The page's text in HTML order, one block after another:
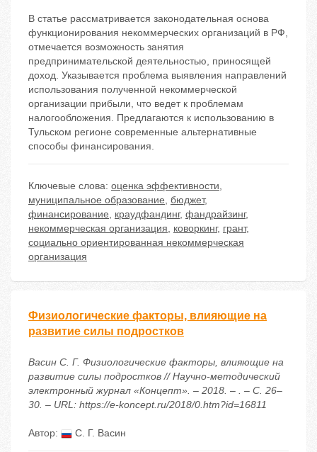
В статье рассматривается законодательная основа
функционирования некоммерческих организаций в РФ,
отмечается возможность занятия
предпринимательской деятельностью, приносящей
доход. Указывается проблема выявления направлений
использования полученной некоммерческой
организации прибыли, что ведет к проблемам
налогообложения. Предлагаются к использованию в
Тульском регионе современные альтернативные
способы финансирования.
Ключевые слова: оценка эффективности,
муниципальное образование, бюджет,
финансирование, краудфандинг, фандрайзинг,
некоммерческая организация, коворкинг, грант,
социально ориентированная некоммерческая
организация
Физиологические факторы, влияющие на
развитие силы подростков
Васин С. Г. Физиологические факторы, влияющие на
развитие силы подростков // Научно-методический
электронный журнал «Концепт». – 2018. – . – С. 26–
30. – URL: https://e-koncept.ru/2018/0.htm?id=16811
Автор: С. Г. Васин